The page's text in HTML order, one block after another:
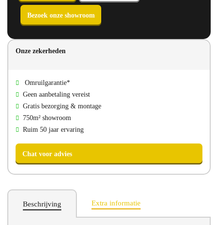
Bezoek onze showroom
Onze zekerheden
Omruilgarantie*
Geen aanbetaling vereist
Gratis bezorging & montage
750m² showroom
Ruim 50 jaar ervaring
Beschrijving Extra informatie